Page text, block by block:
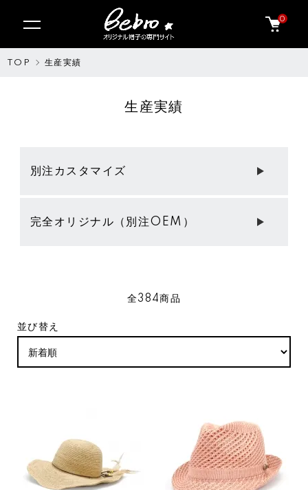
0
TOP 生産実績
生産実績
別注カスタマイズ
完全オリジナル（別注OEM）
全384商品
並び替え